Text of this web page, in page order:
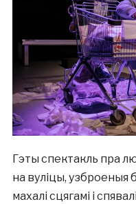
Гэты спектакль пра
на вуліцы, узброеныя
махалі сцягамі і